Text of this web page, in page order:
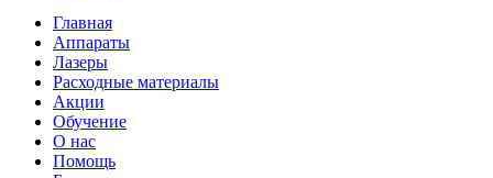
Главная
Аппараты
Лазеры
Расходные материалы
Акции
Обучение
О нас
Помощь